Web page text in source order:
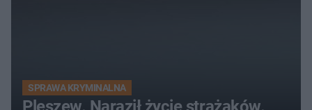
SPRAWA KRYMINALNA